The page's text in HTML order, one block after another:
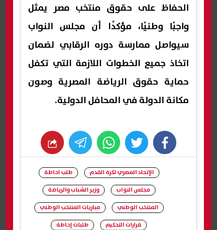
الحفاظ على حقوق منتخب مصر يمثل
واجبًا وطنيًا، مؤكدًا أن مجلس النواب
سيواصل ممارسة دوره الرقابي لضمان
اتخاذ جميع الخطوات اللازمة التي تكفل
حماية حقوق الرياضة المصرية وصون
مكانة الدولة في المحافل الدولية.
facebook
twitter
whats
الإتحاد المصري لكرة القدم
طلب احاطة
مجلس النواب
وزير الشباب والرياضة
المنتخب الوطني
مباريات المنتخب الوطني
قرارات التحكيم
طلبات إحاطة